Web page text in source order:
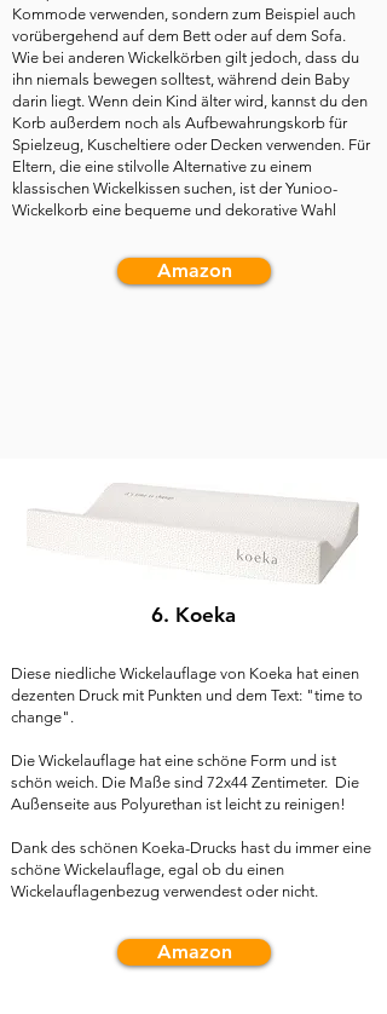
Kommode verwenden, sondern zum Beispiel auch
vorübergehend auf dem Bett oder auf dem Sofa.
Wie bei anderen Wickelkörben gilt jedoch, dass du
ihn niemals bewegen solltest, während dein Baby
darin liegt. Wenn dein Kind älter wird, kannst du den
Korb außerdem noch als Aufbewahrungskorb für
Spielzeug, Kuscheltiere oder Decken verwenden. Für
Eltern, die eine stilvolle Alternative zu einem
klassischen Wickelkissen suchen, ist der Yunioo-
Wickelkorb eine bequeme und dekorative Wahl
Amazon
6. Koeka
Diese niedliche Wickelauflage von Koeka hat einen
dezenten Druck mit Punkten und dem Text: "time to
change".
Die Wickelauflage hat eine schöne Form und ist
schön weich. Die Maße sind 72x44 Zentimeter. Die
Außenseite aus Polyurethan ist leicht zu reinigen!
Dank des schönen Koeka-Drucks hast du immer eine
schöne Wickelauflage, egal ob du einen
Wickelauflagenbezug verwendest oder nicht.
Amazon